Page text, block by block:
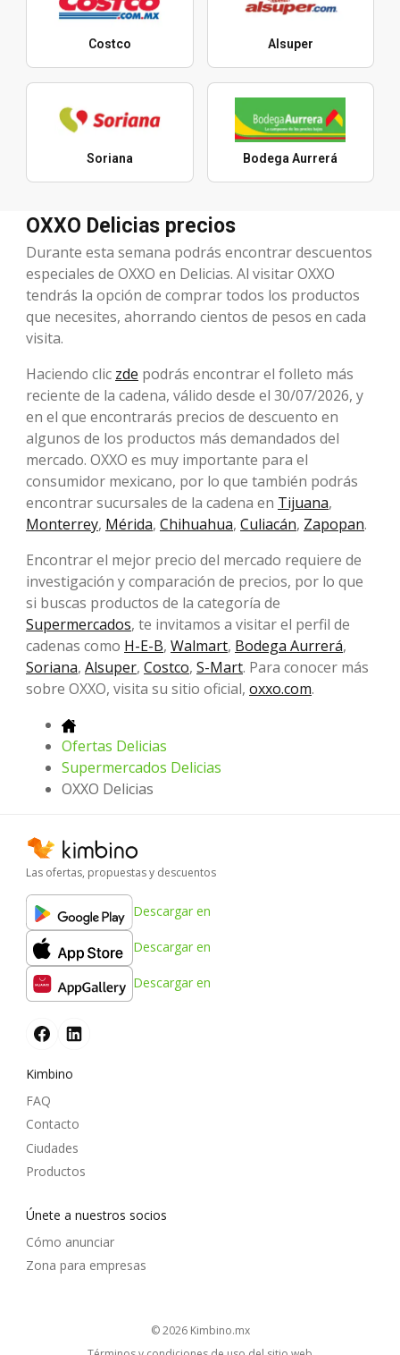
Costco Alsuper
Soriana Bodega Aurrerá
OXXO Delicias precios
Durante esta semana podrás encontrar descuentos
especiales de OXXO en Delicias. Al visitar OXXO
tendrás la opción de comprar todos los productos
que necesites, ahorrando cientos de pesos en cada
visita.
Haciendo clic zde podrás encontrar el folleto más
reciente de la cadena, válido desde el 30/07/2026, y
en el que encontrarás precios de descuento en
algunos de los productos más demandados del
mercado. OXXO es muy importante para el
consumidor mexicano, por lo que también podrás
encontrar sucursales de la cadena en Tijuana,
Monterrey, Mérida, Chihuahua, Culiacán, Zapopan.
Encontrar el mejor precio del mercado requiere de
investigación y comparación de precios, por lo que
si buscas productos de la categoría de
Supermercados, te invitamos a visitar el perfil de
cadenas como H-E-B, Walmart, Bodega Aurrerá,
Soriana, Alsuper, Costco, S-Mart. Para conocer más
sobre OXXO, visita su sitio oficial, oxxo.com.
Ofertas Delicias
Supermercados Delicias
OXXO Delicias
Las ofertas, propuestas y descuentos
Descargar en
Descargar en
Descargar en
Kimbino
FAQ
Contacto
Ciudades
Productos
Únete a nuestros socios
Cómo anunciar
Zona para empresas
© 2026 kimbino.mx